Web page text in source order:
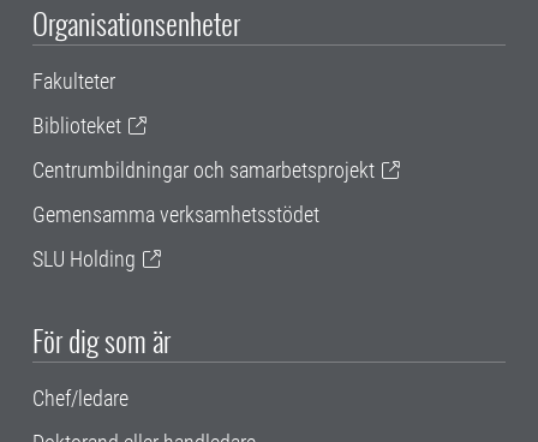
Organisationsenheter
Fakulteter
Biblioteket
Centrumbildningar och samarbetsprojekt
Gemensamma verksamhetsstödet
SLU Holding
För dig som är
Chef/ledare